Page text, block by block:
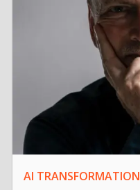
AI TRANSFORMATION